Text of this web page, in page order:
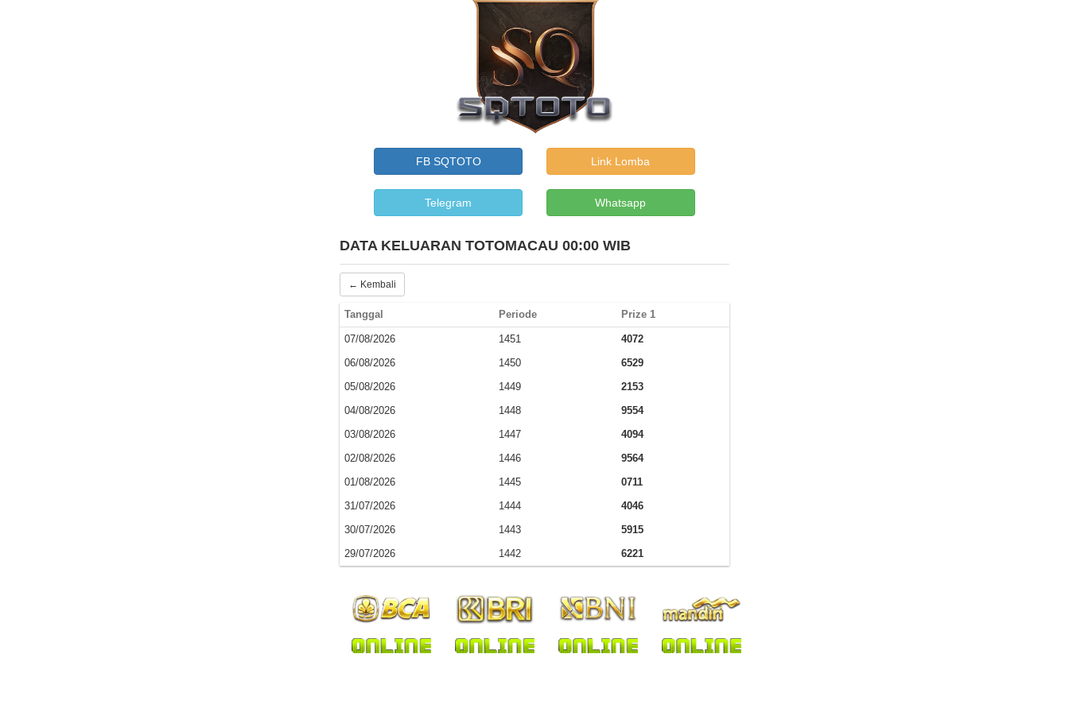
FB SQTOTO Link Lomba
Telegram Whatsapp
DATA KELUARAN TOTOMACAU 00:00 WIB
← Kembali
Tanggal Periode Prize 1
07/08/2026 1451
4072
06/08/2026
1450
6529
05/08/2026
1449
2153
04/08/2026
1448
9554
03/08/2026
1447
4094
02/08/2026
1446
9564
01/08/2026
1445
0711
31/07/2026
1444
4046
30/07/2026
1443
5915
29/07/2026
1442 6221